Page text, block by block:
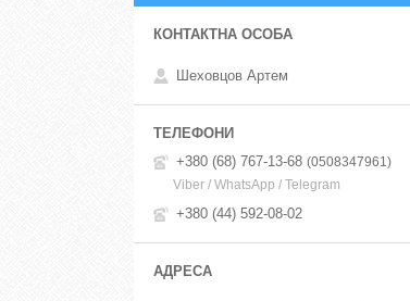
Шеховцов Артем
+380 (68) 767-13-68 0508347961
Viber / WhatsApp / Telegram
+380 (44) 592-08-02